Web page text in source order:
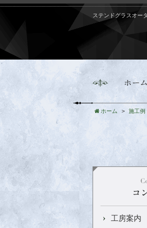
ステンドグラスオー
ホーム 施工例
工房案内